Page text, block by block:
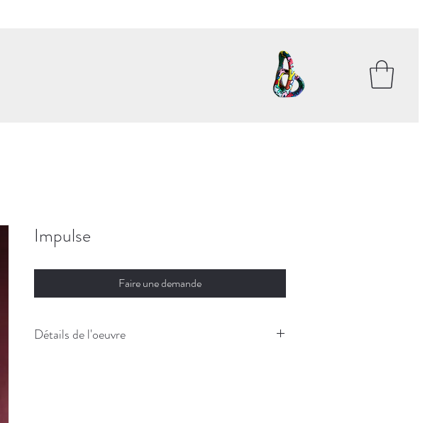
Impulse
Faire une demande
Détails de l'oeuvre